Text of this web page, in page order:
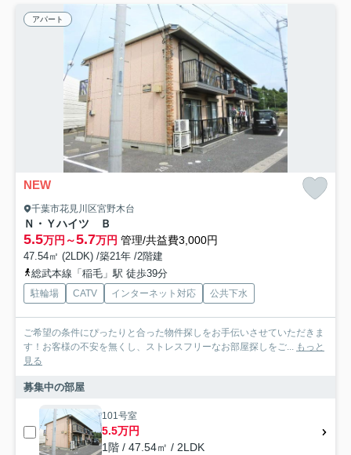
アパート
NEW
千葉市花見川区宮野木台
Ｎ・Ｙハイツ Ｂ
5.5万円～5.7万円 管理/共益費3,000円
47.54㎡ (2LDK) /築21年 /2階建
総武本線「稲毛」駅 徒歩39分
駐輪場 CATV インターネット対応 公共下水
ご希望の条件にぴったりと合った物件探しをお手伝いさせていただきま
す！お客様の不安を無くし、ストレスフリーなお部屋探しをご... もっと
見る
募集中の部屋
101号室
5.5万円
1階 / 47.54㎡ / 2LDK